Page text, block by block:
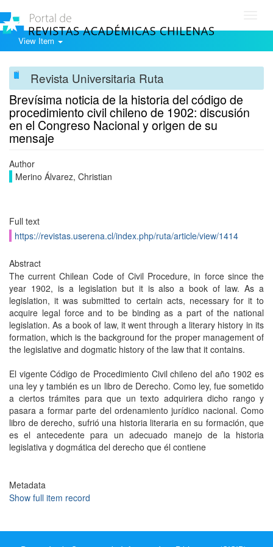
View Item
Revista Universitaria Ruta
Brevísima noticia de la historia del código de
procedimiento civil chileno de 1902: discusión
en el Congreso Nacional y origen de su
mensaje
Author
Merino Álvarez, Christian
Full text
https://revistas.userena.cl/index.php/ruta/article/view/1414
Abstract
The current Chilean Code of Civil Procedure, in force since the
year 1902, is a legislation but it is also a book of law. As a
legislation, it was submitted to certain acts, necessary for it to
acquire legal force and to be binding as a part of the national
legislation. As a book of law, it went through a literary history in its
formation, which is the background for the proper management of
the legislative and dogmatic history of the law that it contains.
El vigente Código de Procedimiento Civil chileno del año 1902 es
una ley y también es un libro de Derecho. Como ley, fue sometido
a ciertos trámites para que un texto adquiriera dicho rango y
pasara a formar parte del ordenamiento jurídico nacional. Como
libro de derecho, sufrió una historia literaria en su formación, que
es el antecedente para un adecuado manejo de la historia
legislativa y dogmática del derecho que él contiene
Metadata
Show full item record